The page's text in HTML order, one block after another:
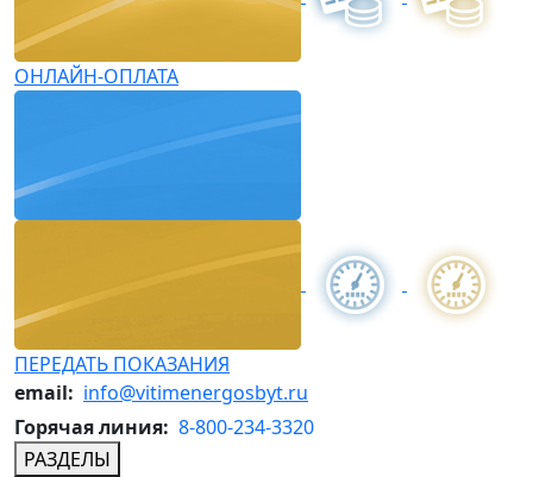
ОНЛАЙН-ОПЛАТА
ПЕРЕДАТЬ ПОКАЗАНИЯ
email: info@vitimenergosbyt.ru
Горячая линия: 8-800-234-3320
РАЗДЕЛЫ